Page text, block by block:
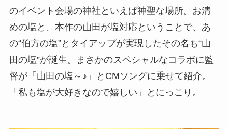
のイベント会場の神社といえば神聖な場所。お清
めの塩と、本作の山田が塩対応ということで、あ
の“伯方の塩”とタイアップが実現したその名も“山
田の塩”が誕生。まさかのスペシャルなコラボに監
督が「山田の塩～♪」とCMソングに乗せて紹介。
「私も塩が大好きなので嬉しい」とにっこり。